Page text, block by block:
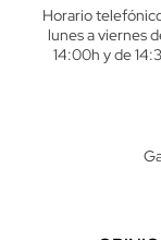
Horario
lunes a viernes
14:00h y de